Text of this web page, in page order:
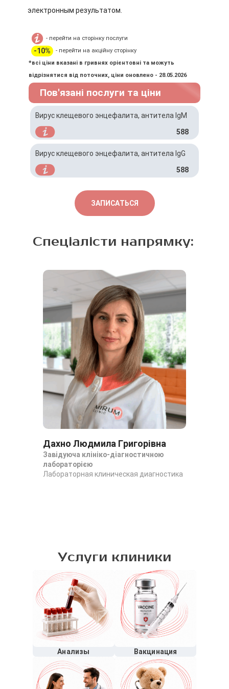
электронным результатом.
- перейти на сторінку послуги
-10%
- перейти на акційну сторінку
*всі ціни вказані в гривнях орієнтовні та можуть
відрізнятися від поточних, ціни оновлено - 28.05.2026
Пов'язані послуги та ціни
Вирус клещевого энцефалита, антитела IgM
588
Вирус клещевого энцефалита, антитела IgG
588
ЗАПИСАТЬСЯ
Спеціалісти напрямку:
Дахно Людмила Григорівна
Завідуюча клініко-діагностичною
лабораторією
Лабораторная клиническая диагностика
Услуги клиники
Анализы Вакцинация